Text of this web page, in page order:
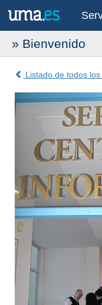
» Bienvenido
Listado de todos